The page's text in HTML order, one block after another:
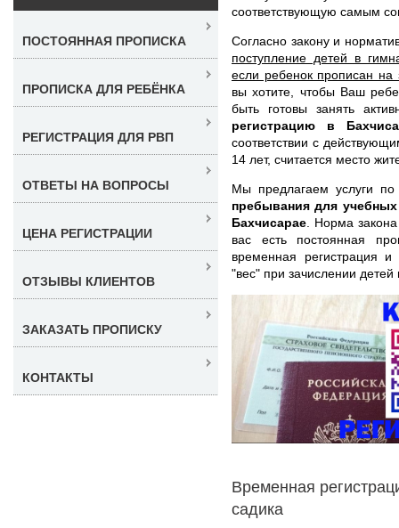
соответствующую самым
Согласно закону и
поступление детей в
если ребенок прописан на
вы хотите, чтобы Ваш
быть готовы занять
регистрацию в
соответствии с
14 лет, считается место
Мы предлагаем услуги
пребывания для
Бахчисарае . Норма
вас есть постоянная
временная регистрация
"вес" при зачислении детей
Временная
садика
ПОСТОЯННАЯ ПРОПИСКА
ПРОПИСКА ДЛЯ РЕБЁНКА
РЕГИСТРАЦИЯ ДЛЯ РВП
ОТВЕТЫ НА ВОПРОСЫ
ЦЕНА РЕГИСТРАЦИИ
ОТЗЫВЫ КЛИЕНТОВ
ЗАКАЗАТЬ ПРОПИСКУ
КОНТАКТЫ